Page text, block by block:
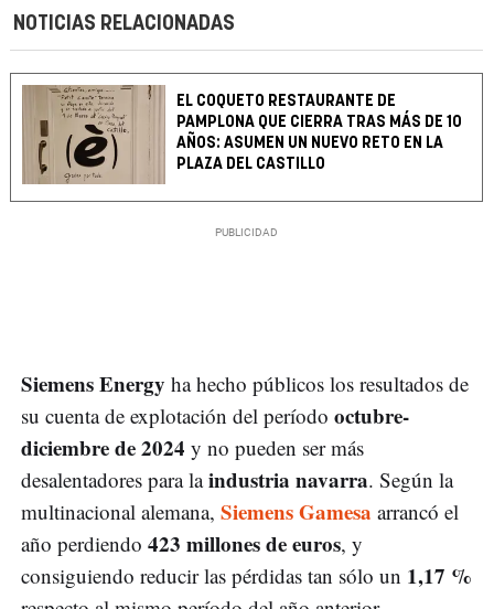
NOTICIAS RELACIONADAS
EL COQUETO RESTAURANTE DE
PAMPLONA QUE CIERRA TRAS MÁS DE 10
AÑOS: ASUMEN UN NUEVO RETO EN LA
PLAZA DEL CASTILLO
Siemens Energy ha hecho públicos los resultados de
su cuenta de explotación del período octubre-
diciembre de 2024 y no pueden ser más
desalentadores para laindustria navarra. Según la
multinacional alemana, Siemens Gamesa arrancó el
año perdiendo 423 millones de euros, y
consiguiendo reducir las pérdidas tan sólo un 1,17 %